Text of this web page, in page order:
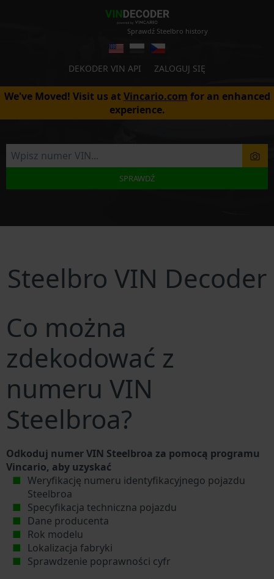
Sprawdź Steelbro history
DEKODER VIN API ZALOGUJ SIĘ
We've Moved! Visit us atVincario.com for an enhanced
experience.
SPRAWDŹ
Steelbro VIN Decoder
Co można
zdekodować z
numeru VIN
Steelbroa?
Odkoduj numer VIN Steelbroa za pomocą programu
Vincario, aby uzyskać
Weryfikację numeru identyfikacyjnego pojazdu
Steelbroa
Specyfikacja techniczna pojazdu
Dane producenta
Rok modelu
Lokalizacja fabryki
Sprawdzenie poprawności cyfr